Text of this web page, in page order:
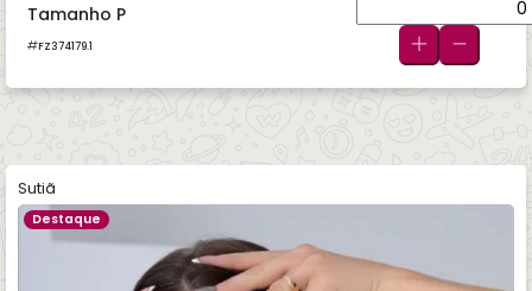
Tamanho P
FZ374179.1
Sutiã
Destaque